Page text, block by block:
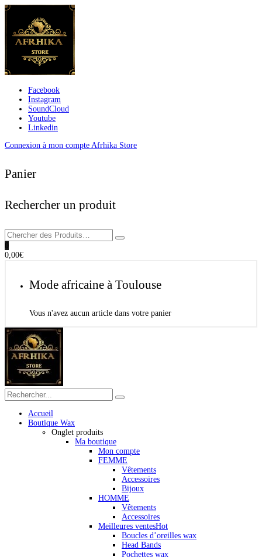
Facebook
Instagram
SoundCloud
Youtube
Linkedin
Connexion à mon compte Afrhika Store
Panier
Rechercher un produit
0,00€
Mode africaine à Toulouse
Vous n'avez aucun article dans votre panier
Accueil
Boutique Wax
Onglet produits
Ma boutique
Mon compte
FEMME
Vêtements
Accessoires
Bijoux
HOMME
Vêtements
Accessoires
Meilleures ventesHot
Boucles d’oreilles wax
Head Bands
Pochettes wax